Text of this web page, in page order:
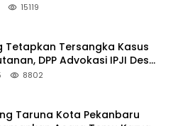
15119
Tetapkan Tersangka Kasus
DPP Advokasi IPJI Desak
RAPP
8802
Taruna Kota Pekanbaru